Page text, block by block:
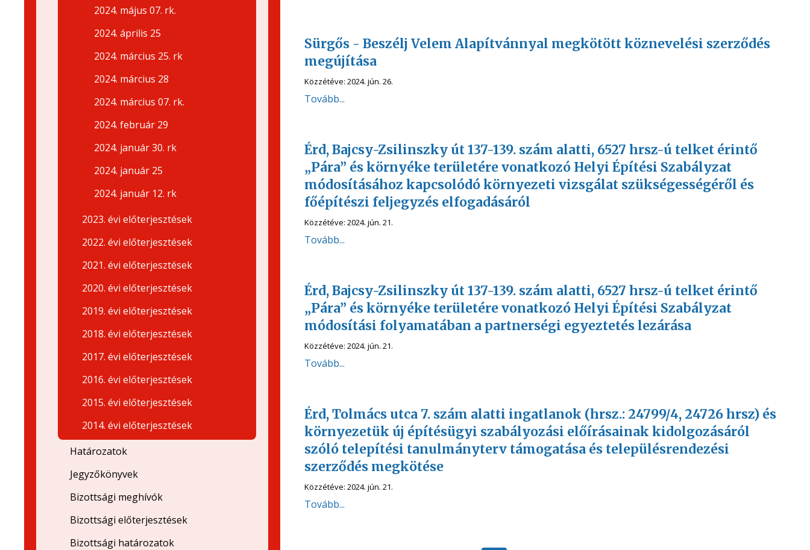
Sürgős - Beszélj Velem Alapítvánnyal megkötött köznevelési szerződés
megújítása
Közzétéve: 2024. jún. 26.
Tovább...
Érd, Bajcsy-Zsilinszky út 137-139. szám alatti, 6527 hrsz-ú telket érintő
„Pára” és környéke területére vonatkozó Helyi Építési Szabályzat
módosításához kapcsolódó környezeti vizsgálat szükségességéről és
főépítészi feljegyzés elfogadásáról
Közzétéve: 2024. jún. 21.
Tovább...
Érd, Bajcsy-Zsilinszky út 137-139. szám alatti, 6527 hrsz-ú telket érintő
„Pára” és környéke területére vonatkozó Helyi Építési Szabályzat
módosítási folyamatában a partnerségi egyeztetés lezárása
Közzétéve: 2024. jún. 21.
Tovább...
Érd, Tolmács utca 7. szám alatti ingatlanok (hrsz.: 24799/4, 24726 hrsz) és
környezetük új építésügyi szabályozási előírásainak kidolgozásáról
szóló telepítési tanulmányterv támogatása és településrendezési
szerződés megkötése
Közzétéve: 2024. jún. 21.
Tovább...
2024. május 07. rk.
2024. április 25
2024. március 25. rk
2024. március 28
2024. március 07. rk.
2024. február 29
2024. január 30. rk
2024. január 25
2024. január 12. rk
2023. évi előterjesztések
2022. évi előterjesztések
2021. évi előterjesztések
2020. évi előterjesztések
2019. évi előterjesztések
2018. évi előterjesztések
2017. évi előterjesztések
2016. évi előterjesztések
2015. évi előterjesztések
2014. évi előterjesztések
Határozatok
Jegyzőkönyvek
Bizottsági meghívók
Bizottsági előterjesztések
Bizottsági határozatok